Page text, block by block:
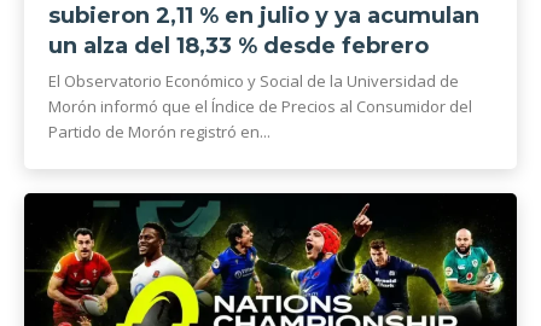
subieron 2,11 % en julio y ya acumulan
un alza del 18,33 % desde febrero
El Observatorio Económico y Social de la Universidad de
Morón informó que el Índice de Precios al Consumidor del
Partido de Morón registró en...